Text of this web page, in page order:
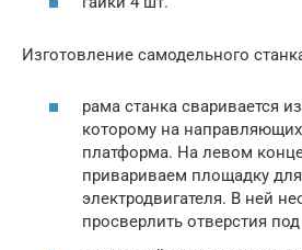
Изготовление самодельного
рама станка сваривается
которому на
платформа. На левом
привариваем площадку
электродвигателя. В ней
просверлить отверстия